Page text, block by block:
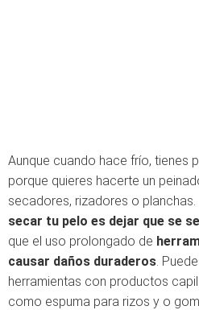
Aunque cuando hace frío, tienes
porque quieres hacerte un
secadores, rizadores o planchas.
secar tu pelo es dejar que se
que el uso prolongado de
causar daños duraderos.
herramientas con productos
como espuma para rizos y o